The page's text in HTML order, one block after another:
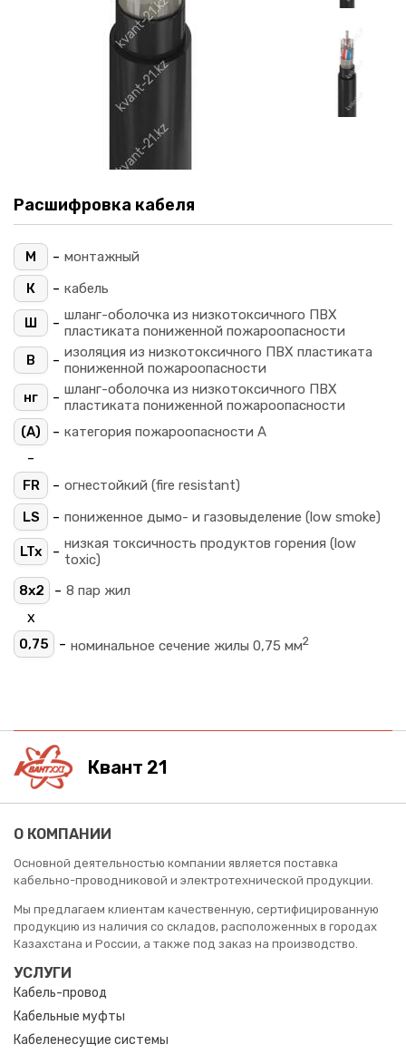
Расшифровка кабеля
М - монтажный
К
- кабель
Ш - шланг-оболочка из низкотоксичного ПВХ
пластиката пониженной пожароопасности
В
- изоляция из низкотоксичного ПВХ пластиката
пониженной пожароопасности
нг
- шланг-оболочка из низкотоксичного ПВХ
пластиката пониженной пожароопасности
(A)
- категория пожароопасности A
-
FR - огнестойкий (fire resistant)
LS
- пониженное дымо- и газовыделение (low smoke)
LTx - низкая токсичность продуктов горения (low
toxic)
8х2
- 8 пар жил
х
0,75 - номинальное сечение жилы 0,75 мм2
Квант 21
О КОМПАНИИ
Основной деятельностью компании является поставка
кабельно-проводниковой и электротехнической продукции.
Мы предлагаем клиентам качественную, сертифицированную
продукцию из наличия со складов, расположенных в городах
Казахстана и России, а также под заказ на производство.
УСЛУГИ
Кабель-провод
Кабельные муфты
Кабеленесущие системы